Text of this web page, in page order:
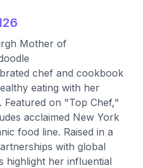
Mother of
chef and cookbook
eating with her
on "Top Chef,"
acclaimed New York
food line. Raised in a
with global
highlight her influential